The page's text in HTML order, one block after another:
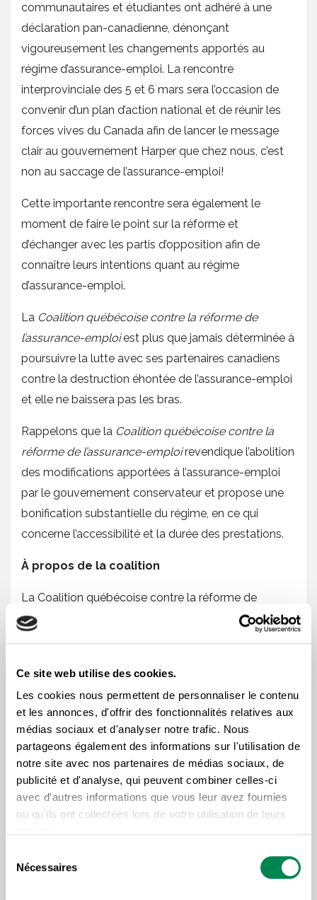
Ce site web utilise des cookies.
Les cookies nous permettent de personnaliser le contenu
et les annonces, d'offrir des fonctionnalités relatives aux
médias sociaux et d'analyser notre trafic. Nous
partageons également des informations sur l'utilisation de
notre site avec nos partenaires de médias sociaux, de
publicité et d'analyse, qui peuvent combiner celles-ci
avec d'autres informations que vous leur avez fournies
ou qu'ils ont collectées lors de votre utilisation de leurs
Nécessaires
communautaires et étudiantes ont adhéré à une
déclaration pan-canadienne, dénonçant
vigoureusement les changements apportés au
régime d’assurance-emploi. La rencontre
interprovinciale des 5 et 6 mars sera l’occasion de
convenir d’un plan d’action national et de réunir les
forces vives du Canada afin de lancer le message
clair au gouvernement Harper que chez nous, c’est
non au saccage de l’assurance-emploi!
Cette importante rencontre sera également le
moment de faire le point sur la réforme et
d’échanger avec les partis d’opposition afin de
connaître leurs intentions quant au régime
d’assurance-emploi.
La Coalition québécoise contre la réforme de
l’assurance-emploiest plus que jamais déterminée à
poursuivre la lutte avec ses partenaires canadiens
contre la destruction éhontée de l’assurance-emploi
et elle ne baissera pas les bras.
Rappelons que la Coalition québécoise contre la
réforme de l’assurance-emploirevendique l’abolition
des modifications apportées à l’assurance-emploi
par le gouvernement conservateur et propose une
bonification substantielle du régime, en ce qui
concerne l’accessibilité et la durée des prestations.
À propos de la coalition
La Coalition québécoise contre la réforme de
l’assurance-emploi est composée de la Fédération
des commissions scolaires du Québec (FCSQ), de
l’Union des producteurs agricoles (UPA), de Solidarité
rurale du Québec (SRQ), de la Coalition de l’Est, de la
Fédération des femmes du Québec (FFQ), de la
Fédération des travailleurs et travailleuses du
Québec (FTQ), de la Confédération des syndicats
nationaux (CSN), de la Centrale des syndicats du
Québec (CSQ), de la Centrale des syndicats
publique et parapublique du Québec (SFPQ), de la